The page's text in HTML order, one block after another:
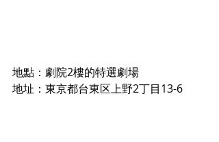
地點：劇院2樓的特選劇場
地址： 東京都台東区上野2丁目13-6